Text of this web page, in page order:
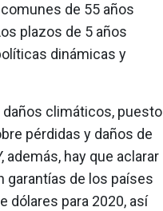
de 55 años
plazos de 5 años
dinámicas y
climáticos, puesto
pérdidas y daños de
además, hay que aclarar
garantías de los países
dólares para 2020, así